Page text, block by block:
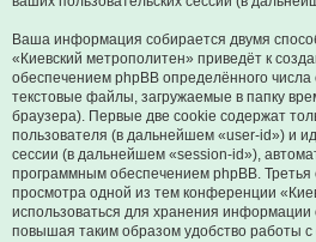
Ваша информация собирается двумя
«Киевский метрополитен» приведёт к
обеспечением phpBB определённого
текстовые файлы, загружаемые в папку
браузера). Первые две cookie содержат
пользователя (в дальнейшем «user-id») и
сессии (в дальнейшем «session-id»),
программным обеспечением phpBB. Третья
просмотра одной из тем конференции
использоваться для хранения
повышая таким образом удобство работы